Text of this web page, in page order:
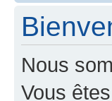
Nous
Vous